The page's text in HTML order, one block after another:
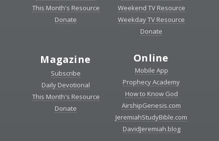
This Month's Resource
Donate
Weekend TV Resource
Weekday TV Resource
Donate
Magazine
Subscribe
Daily Devotional
This Month's Resource
Donate
Online
Mobile App
Prophecy Academy
How to Know God
AirshipGenesis.com
JeremiahStudyBible.com
DavidJeremiah.blog